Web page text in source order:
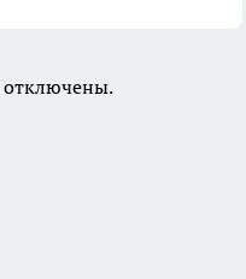
отключены.